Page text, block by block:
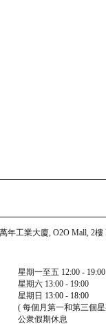
年工業大廈, O2O Mall, 2
星期一至五 12:00 - 19:00
星期六 13:00 - 19:00
星期日 13:00 - 18:00
( 每個月第一和第三個
公衆假期休息